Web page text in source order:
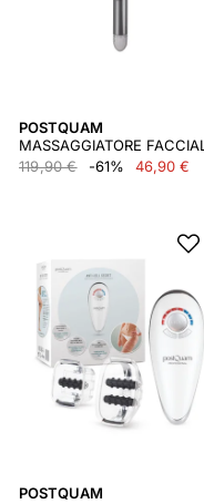
POSTQUAM
119,90 €
-61% 46,90 €
POSTQUAM